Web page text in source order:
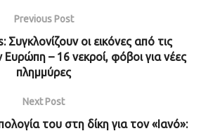
Previous Post
Συγκλονίζουν οι εικόνες από τις
– 16 νεκροί, φόβοι για νέες
πλημμύρες
Next Post
του στη δίκη για τον «Ιανό»: